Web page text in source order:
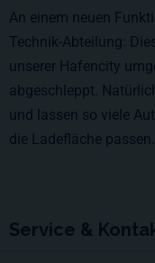
An einem neuen
Technik-Abteilung:
unserer Hafencity
abgeschleppt.
und lassen so viele
die Ladefläche passen.
Service &